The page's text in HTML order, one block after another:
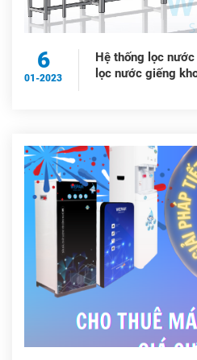
6
01-2023
Hệ thống lọc
lọc nước giếng